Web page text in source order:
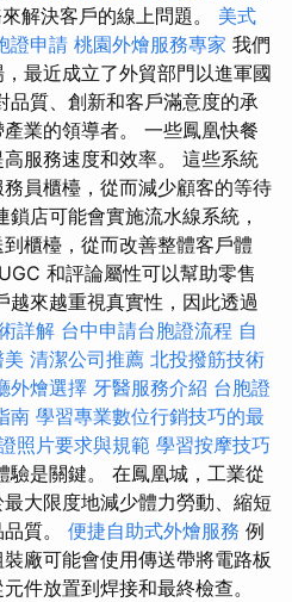
解決客戶的線上問題。 美式
證申請 桃園外燴服務專家 我們
最近成立了外貿部門以進軍國
品質、創新和客戶滿意度的承
業的領導者。 一些鳳凰快餐
服務速度和效率。 這些系統
員櫃檯，從而減少顧客的等待
店可能會實施流水線系統，
櫃檯，從而改善整體客戶體
和評論屬性可以幫助零售
來越重視真實性，因此透過
詳解 台中申請台胞證流程 自
清潔公司推薦 北投撥筋技術
外燴選擇 牙醫服務介紹 台胞證
南 學習專業數位行銷技巧的最
照片要求與規範 學習按摩技巧
驗是關鍵。 在鳳凰城，工業從
大限度地減少體力勞動、縮短
質。 便捷自助式外燴服務 例
廠可能會使用傳送帶將電路板
件放置到焊接和最終檢查。